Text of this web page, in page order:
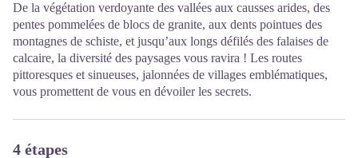
De la végétation verdoyante des vallées aux causses arides, des
pentes pommelées de blocs de granite, aux dents pointues des
montagnes de schiste, et jusqu’aux longs défilés des falaises de
calcaire, la diversité des paysages vous ravira ! Les routes
pittoresques et sinueuses, jalonnées de villages emblématiques,
vous promettent de vous en dévoiler les secrets.
4 étapes